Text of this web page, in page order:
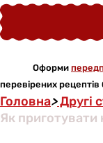
Оформи
перевірених
Головна>Другі
Як